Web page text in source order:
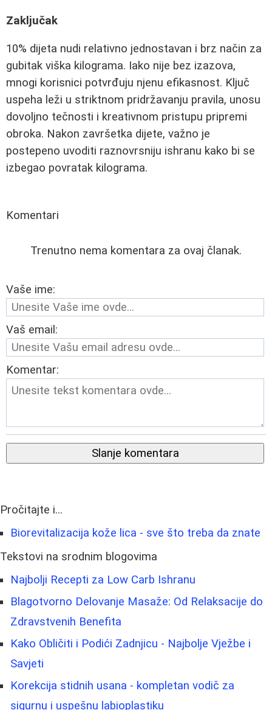
Zaključak
10% dijeta nudi relativno jednostavan i brz način za
gubitak viška kilograma. Iako nije bez izazova,
mnogi korisnici potvrđuju njenu efikasnost. Ključ
uspeha leži u striktnom pridržavanju pravila, unosu
dovoljno tečnosti i kreativnom pristupu pripremi
obroka. Nakon završetka dijete, važno je
postepeno uvoditi raznovrsniju ishranu kako bi se
izbegao povratak kilograma.
Komentari
Trenutno nema komentara za ovaj članak.
Vaše ime:
Vaš email:
Komentar:
Slanje komentara
Pročitajte i...
Biorevitalizacija kože lica - sve što treba da znate
Tekstovi na srodnim blogovima
Najbolji Recepti za Low Carb Ishranu
Blagotvorno Delovanje Masaže: Od Relaksacije do
Zdravstvenih Benefita
Kako Obličiti i Podići Zadnjicu - Najbolje Vježbe i
Savjeti
Korekcija stidnih usana - kompletan vodič za
sigurnu i uspešnu labioplastiku